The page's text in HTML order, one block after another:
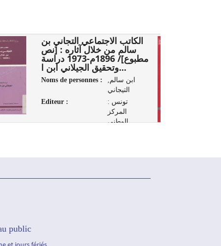
الكاتب الاجتماعي التجاني بن
سالم من خلال آثاره : [نص
مطبوع]/ 1896م-1973 دراسة
وتحقيق الجيلاني ابن ا...
Noms de personnes :
ابن سالم,
التيجاني
Editeur :
تونس :
المركز
الوطني
public